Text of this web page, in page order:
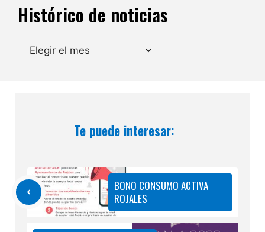
Histórico de noticias
Archivos
Te puede interesar:
BONO CONSUMO ACTIVA
ROJALES